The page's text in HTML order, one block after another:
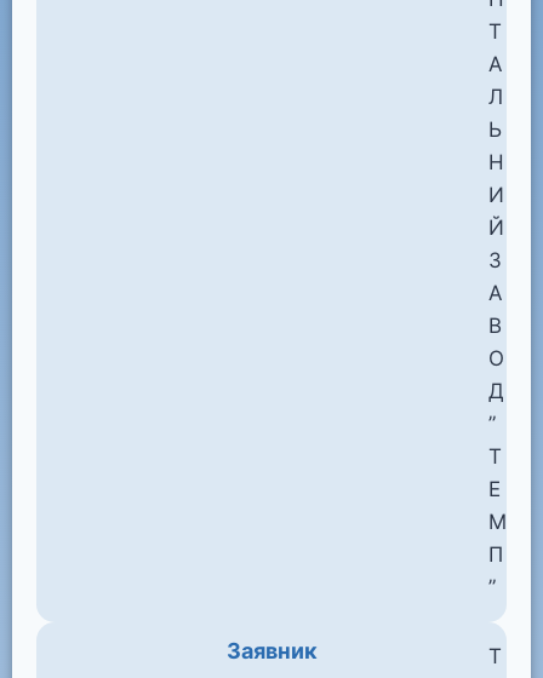
Т
А
Л
Ь
Н
И
Й
З
А
В
О
Д
”
Т
Е
М
П
”
Заявник
Т